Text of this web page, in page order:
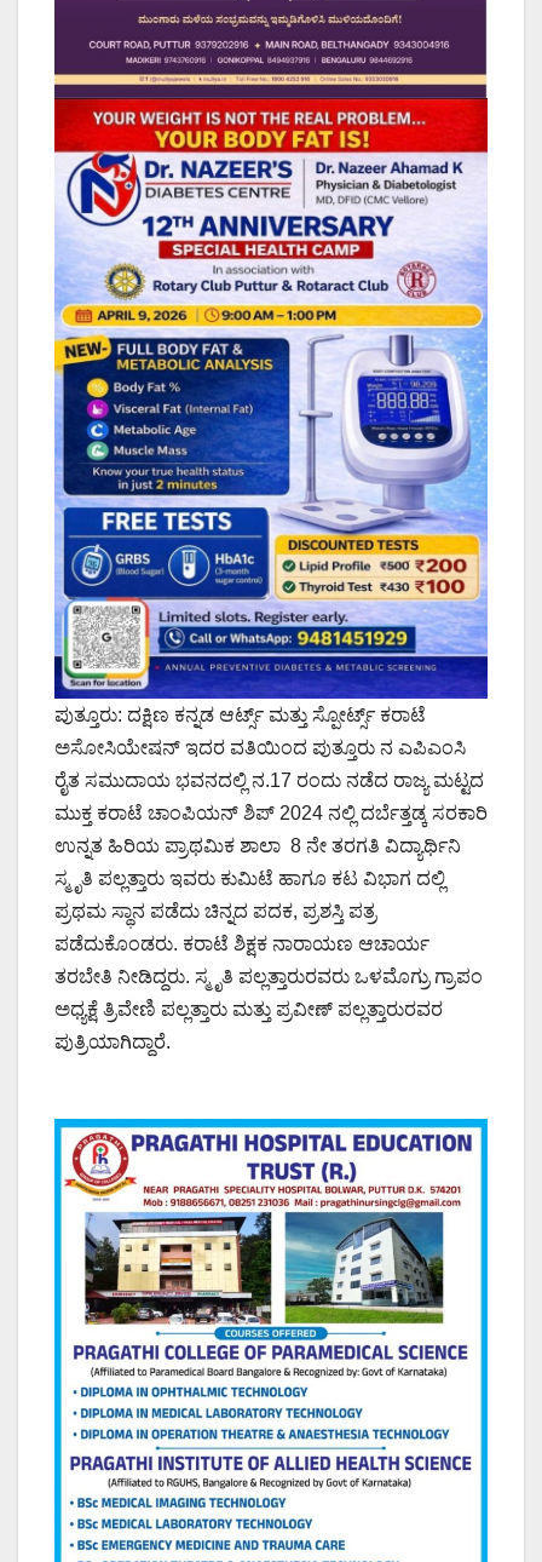
ಪುತ್ತೂರು: ದಕ್ಷಿಣ ಕನ್ನಡ ಆರ್ಟ್ಸ್ ಮತ್ತು ಸ್ಪೋರ್ಟ್ಸ್ ಕರಾಟೆ
ಅಸೋಸಿಯೇಷನ್ ಇದರ ವತಿಯಿಂದ ಪುತ್ತೂರು ನ ಎಪಿಎಂಸಿ
ರೈತ ಸಮುದಾಯ ಭವನದಲ್ಲಿ ನ.17 ರಂದು ನಡೆದ ರಾಜ್ಯ ಮಟ್ಟದ
ಮುಕ್ತ ಕರಾಟೆ ಚಾಂಪಿಯನ್ ಶಿಪ್ 2024 ನಲ್ಲಿ ದರ್ಬೆತ್ತಡ್ಕ ಸರಕಾರಿ
ಉನ್ನತ ಹಿರಿಯ ಪ್ರಾಥಮಿಕ ಶಾಲಾ 8 ನೇ ತರಗತಿ ವಿದ್ಯಾರ್ಥಿನಿ
ಸ್ಮೃತಿ ಪಲ್ಲತ್ತಾರು ಇವರು ಕುಮಿಟೆ ಹಾಗೂ ಕಟ ವಿಭಾಗ ದಲ್ಲಿ
ಪ್ರಥಮ ಸ್ಥಾನ ಪಡೆದು ಚಿನ್ನದ ಪದಕ, ಪ್ರಶಸ್ತಿ ಪತ್ರ
ಪಡೆದುಕೊಂಡರು. ಕರಾಟೆ ಶಿಕ್ಷಕ ನಾರಾಯಣ ಆಚಾರ್ಯ
ತರಬೇತಿ ನೀಡಿದ್ದರು. ಸ್ಮೃತಿ ಪಲ್ಲತ್ತಾರುರವರು ಒಳಮೊಗ್ರು ಗ್ರಾಪಂ
ಅಧ್ಯಕ್ಷೆ ತ್ರಿವೇಣಿ ಪಲ್ಲತ್ತಾರು ಮತ್ತು ಪ್ರವೀಣ್ ಪಲ್ಲತ್ತಾರುರವರ
ಪುತ್ರಿಯಾಗಿದ್ದಾರೆ.